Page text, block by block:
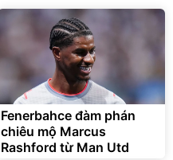
Fenerbahce đàm phán
chiêu mộ Marcus
Rashford từ Man Utd